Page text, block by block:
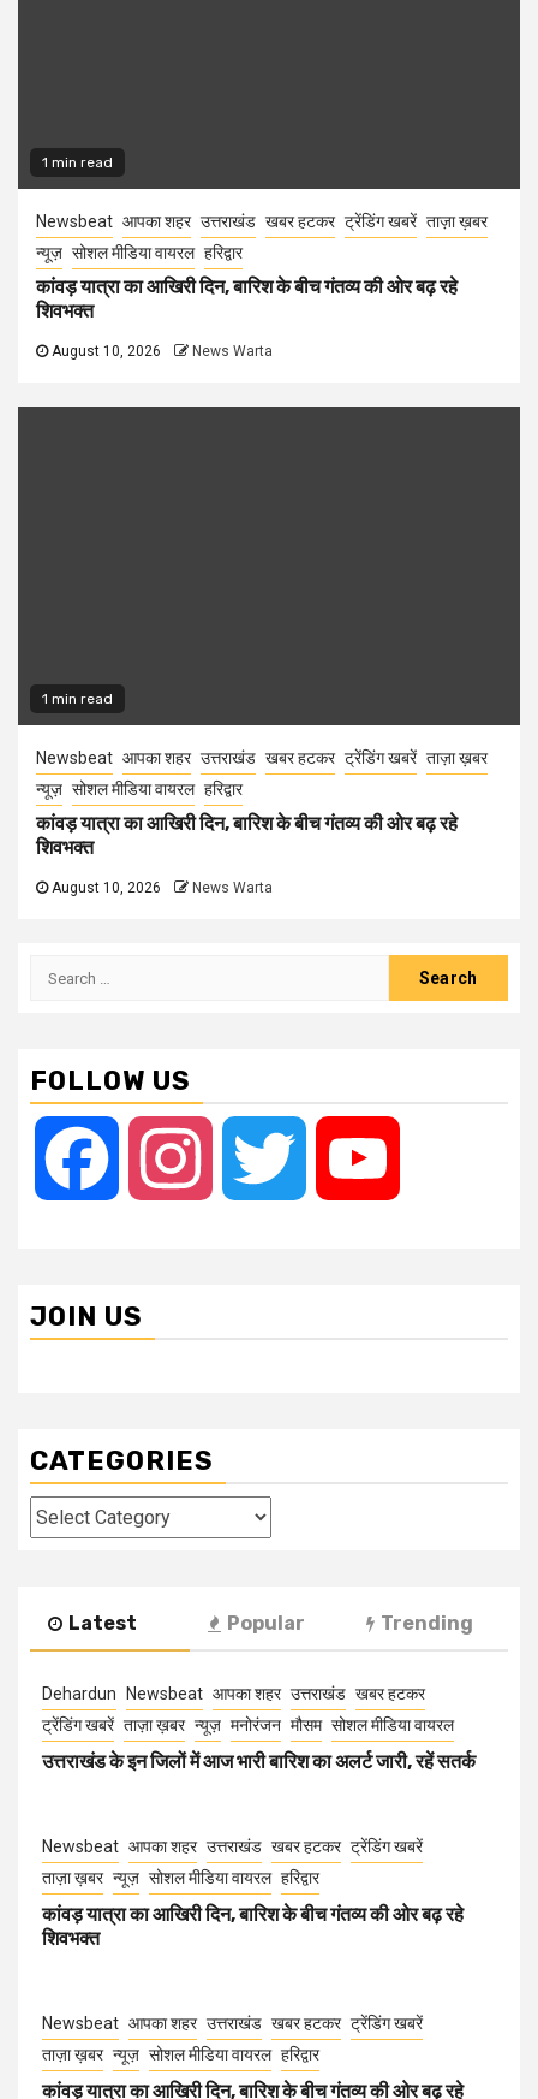
1 min read
Newsbeat आपका शहर उत्तराखंड खबर हटकर ट्रेंडिंग खबरें ताज़ा ख़बर
न्यूज़ सोशल मीडिया वायरल हरिद्वार
कांवड़ यात्रा का आखिरी दिन, बारिश के बीच गंतव्य की ओर बढ़ रहे
शिवभक्त
August 10, 2026 News Warta
1 min read
Newsbeat आपका शहर उत्तराखंड खबर हटकर ट्रेंडिंग खबरें ताज़ा ख़बर
न्यूज़ सोशल मीडिया वायरल हरिद्वार
कांवड़ यात्रा का आखिरी दिन, बारिश के बीच गंतव्य की ओर बढ़ रहे
शिवभक्त
August 10, 2026 News Warta
Search
FOLLOW US
Facebook Instagram Twitter
JOIN US
CATEGORIES
Categories
Latest Popular Trending
Dehardun Newsbeat आपका शहर उत्तराखंड खबर हटकर
ट्रेंडिंग खबरें ताज़ा ख़बर न्यूज़ मनोरंजन मौसम सोशल मीडिया वायरल
उत्तराखंड के इन जिलों में आज भारी बारिश का अलर्ट जारी, रहें सतर्क
Newsbeat आपका शहर उत्तराखंड खबर हटकर ट्रेंडिंग खबरें
ताज़ा ख़बर न्यूज़ सोशल मीडिया वायरल हरिद्वार
कांवड़ यात्रा का आखिरी दिन, बारिश के बीच गंतव्य की ओर बढ़ रहे
शिवभक्त
Newsbeat आपका शहर उत्तराखंड खबर हटकर ट्रेंडिंग खबरें
ताज़ा ख़बर न्यूज़ सोशल मीडिया वायरल हरिद्वार
कांवड़ यात्रा का आखिरी दिन, बारिश के बीच गंतव्य की ओर बढ़ रहे